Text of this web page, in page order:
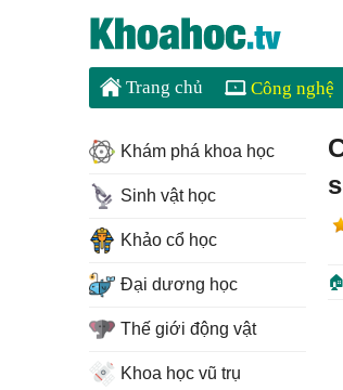
Trang chủ Công nghệ
🏠
Khám phá khoa học
Sinh vật học
Khảo cổ học
Đại dương học
Thế giới động vật
Khoa học vũ trụ